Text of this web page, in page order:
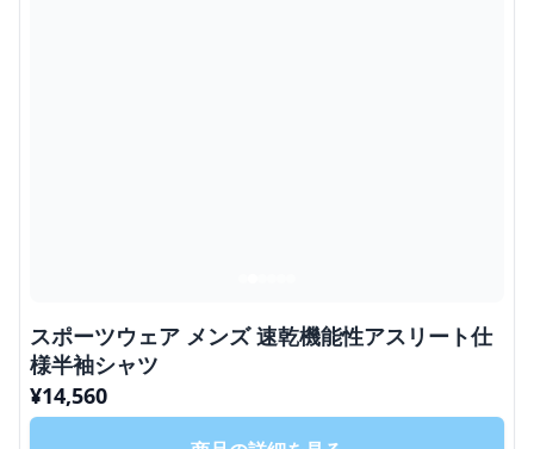
スポーツウェア メンズ 速乾機能性アスリート仕
様半袖シャツ
¥14,560